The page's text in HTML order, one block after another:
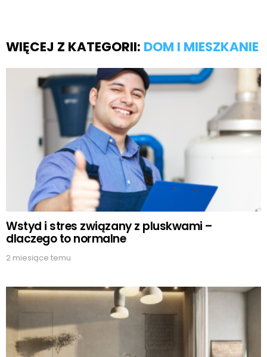
WIĘCEJ Z KATEGORII: DOM I MIESZKANIE
Wstyd i stres związany z pluskwami –
dlaczego to normalne
2 miesiące temu